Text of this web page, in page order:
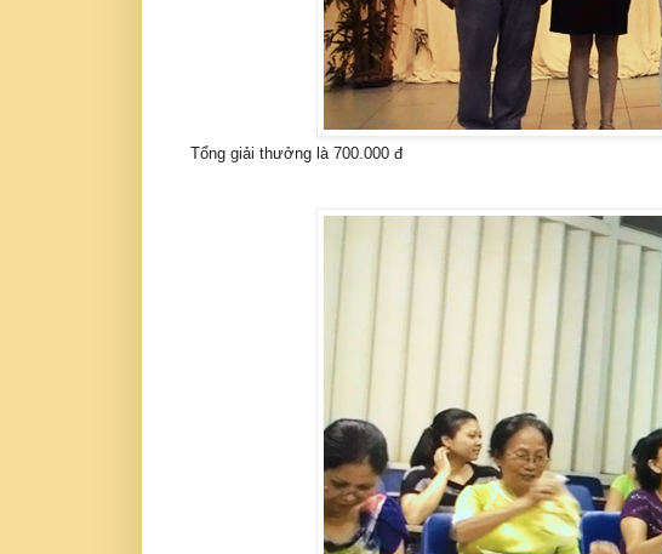
Tổng giải thưởng là 700.000 đ